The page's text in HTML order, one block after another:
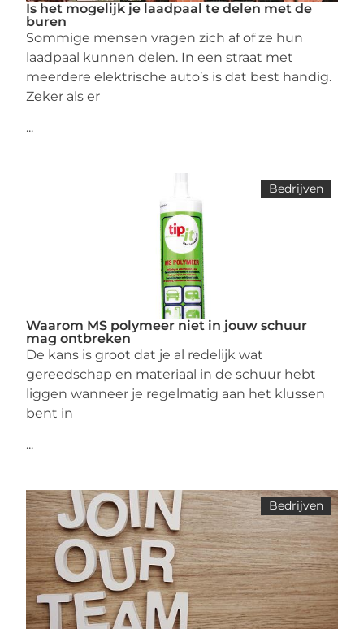
Is het mogelijk je laadpaal te delen met de
buren
Sommige mensen vragen zich af of ze hun
laadpaal kunnen delen. In een straat met
meerdere elektrische auto’s is dat best handig.
Zeker als er
...
Bedrijven
Waarom MS polymeer niet in jouw schuur
mag ontbreken
De kans is groot dat je al redelijk wat
gereedschap en materiaal in de schuur hebt
liggen wanneer je regelmatig aan het klussen
bent in
...
Bedrijven